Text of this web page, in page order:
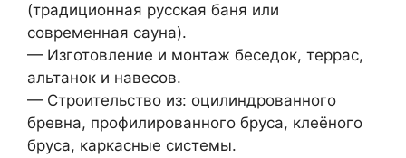
(традиционная русская баня или
современная сауна).
— Изготовление и монтаж беседок, террас,
альтанок и навесов.
— Строительство из: оцилиндрованного
бревна, профилированного бруса, клеёного
бруса, каркасные системы.